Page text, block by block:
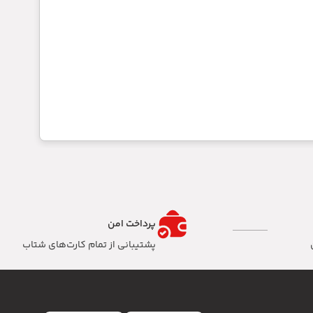
پرداخت امن
پشتیبانی از تمام کارت‌های شتاب